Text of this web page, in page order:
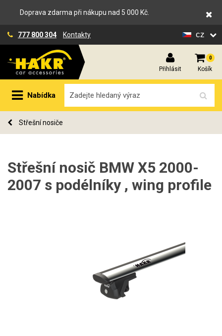
Doprava zdarma při nákupu nad 5 000 Kč.
777 800 304 Kontakty cz
Přihlásit
0
Košík
Nabídka
Střešní nosiče
Střešní nosič BMW X5 2000-
2007 s podélníky , wing profile